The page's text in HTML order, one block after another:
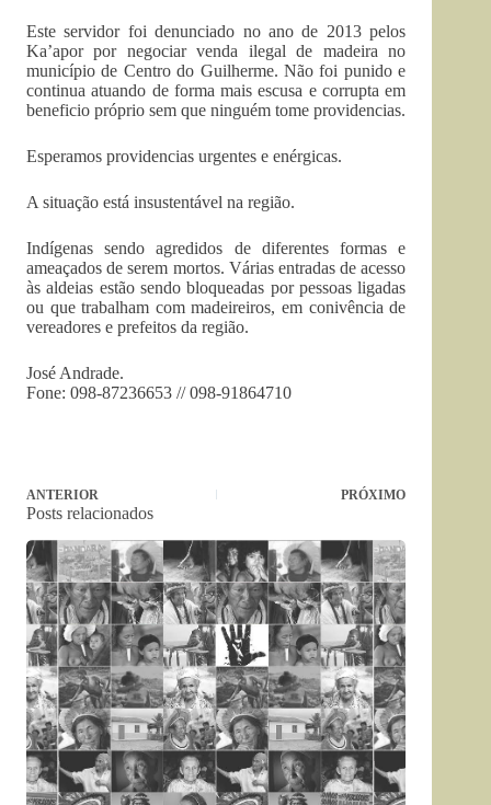
Este servidor foi denunciado no ano de 2013 pelos
Ka’apor por negociar venda ilegal de madeira no
município de Centro do Guilherme. Não foi punido e
continua atuando de forma mais escusa e corrupta em
beneficio próprio sem que ninguém tome providencias.
Esperamos providencias urgentes e enérgicas.
A situação está insustentável na região.
Indígenas sendo agredidos de diferentes formas e
ameaçados de serem mortos. Várias entradas de acesso
às aldeias estão sendo bloqueadas por pessoas ligadas
ou que trabalham com madeireiros, em conivência de
vereadores e prefeitos da região.
José Andrade.
Fone: 098-87236653 // 098-91864710
ANTERIOR PRÓXIMO
Posts relacionados